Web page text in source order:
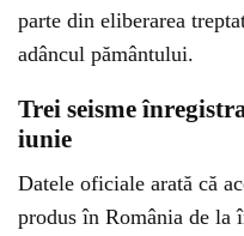
parte din eliberarea
adâncul pământului.
Trei seisme
iunie
Datele oficiale arată că
produs în România de la